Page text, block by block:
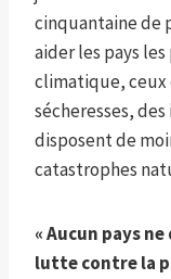
cinquantaine de
aider les pays
climatique, ceux
sécheresses,
disposent de
catastrophes
« Aucun pays
lutte contre la